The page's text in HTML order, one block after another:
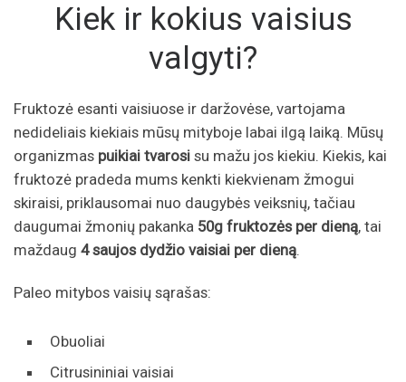
Kiek ir kokius vaisius
valgyti?
Fruktozė esanti vaisiuose ir daržovėse, vartojama
nedideliais kiekiais mūsų mityboje labai ilgą laiką. Mūsų
organizmas puikiai tvarosi su mažu jos kiekiu. Kiekis, kai
fruktozė pradeda mums kenkti kiekvienam žmogui
skiraisi, priklausomai nuo daugybės veiksnių, tačiau
daugumai žmonių pakanka 50g fruktozės per dieną, tai
maždaug 4 saujos dydžio vaisiai per dieną.
Paleo mitybos vaisių sąrašas:
Obuoliai
Citrusininiai vaisiai